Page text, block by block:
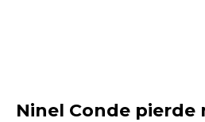
Ninel Conde pierde